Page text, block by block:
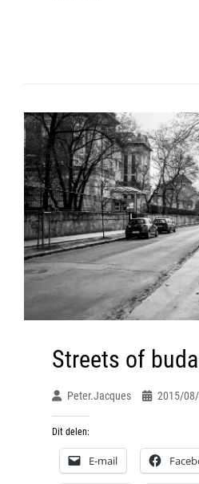
Streets of
Peter.jacques 2015/
Dit delen:
E-mail